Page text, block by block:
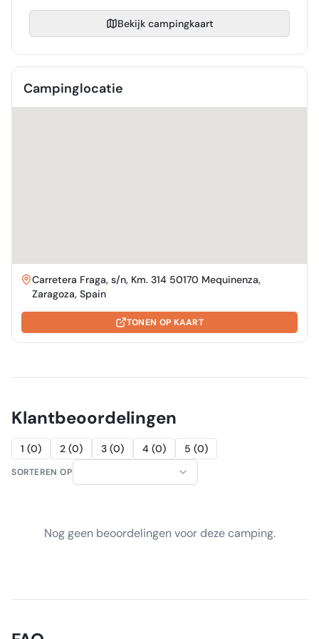
Bekijk campingkaart
Campinglocatie
Carretera Fraga, s/n, Km. 314 50170 Mequinenza,
Zaragoza, Spain
TONEN OP KAART
Klantbeoordelingen
1 (0) 2 (0) 3 (0) 4 (0) 5 (0)
SORTEREN OP
Nog geen beoordelingen voor deze camping.